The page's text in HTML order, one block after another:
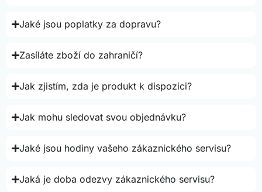
Jaké jsou poplatky za dopravu?
Zasíláte zboží do zahraničí?
Jak zjistím, zda je produkt k dispozici?
Jak mohu sledovat svou objednávku?
Jaké jsou hodiny vašeho zákaznického servisu?
Jaká je doba odezvy zákaznického servisu?